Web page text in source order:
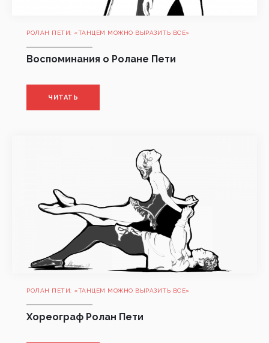
РОЛАН ПЕТИ: «ТАНЦЕМ МОЖНО ВЫРАЗИТЬ ВСЕ»
Воспоминания о Ролане Пети
ЧИТАТЬ
РОЛАН ПЕТИ: «ТАНЦЕМ МОЖНО ВЫРАЗИТЬ ВСЕ»
Хореограф Ролан Пети